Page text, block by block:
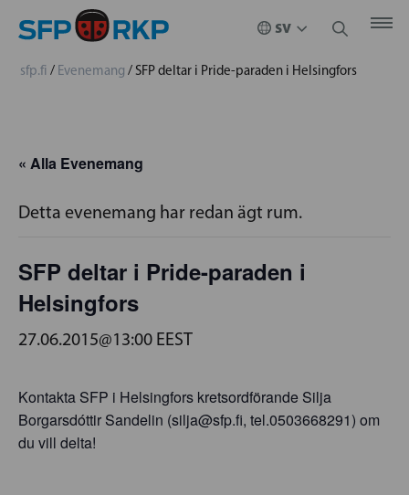
sfp.fi / Evenemang / SFP deltar i Pride-paraden i Helsingfors
« Alla Evenemang
Detta evenemang har redan ägt rum.
SFP deltar i Pride-paraden i
Helsingfors
27.06.2015@13:00 EEST
Kontakta SFP i Helsingfors kretsordförande Silja
Borgarsdóttir Sandelin (silja@sfp.fi, tel.0503668291) om
du vill delta!